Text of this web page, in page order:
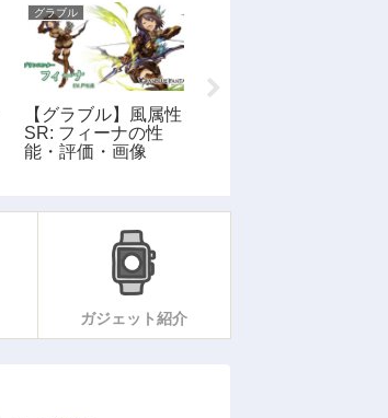
グラブル
【グラブル】風属性
SR: フィーナの性
能・評価・画像
ガジェット紹介